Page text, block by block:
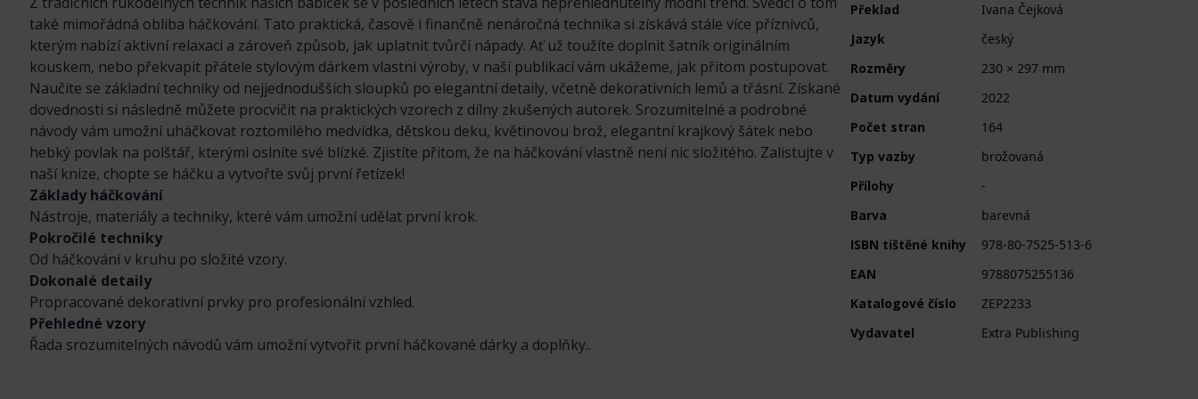
také mimořádná obliba háčkování. Tato praktická, časově i finančně nenáročná technika si získává stále více příznivců,
kterým nabízí aktivní relaxaci a zároveň způsob, jak uplatnit tvůrčí nápady. Ať už toužíte doplnit šatník originálním
kouskem, nebo překvapit přátele stylovým dárkem vlastní výroby, v naší publikací vám ukážeme, jak přitom postupovat.
Naučíte se základní techniky od nejjednodušších sloupků po elegantní detaily, včetně dekorativních lemů a třásní. Získané
dovednosti si následně můžete procvičit na praktických vzorech z dílny zkušených autorek. Srozumitelné a podrobné
návody vám umožní uháčkovat roztomilého medvídka, dětskou deku, květinovou brož, elegantní krajkový šátek nebo
hebký povlak na polštář, kterými oslníte své blízké. Zjistíte přitom, že na háčkování vlastně není nic složitého. Zalistujte v
naší knize, chopte se háčku a vytvořte svůj první řetízek!
Základy háčkování
Nástroje, materiály a techniky, které vám umožní udělat první krok.
Pokročilé techniky
Od háčkování v kruhu po složité vzory.
Dokonalé detaily
Propracované dekorativní prvky pro profesionální vzhled.
Přehledné vzory
Řada srozumitelných návodů vám umožní vytvořit první háčkované dárky a doplňky..
Překlad
Ivana Čejková
Jazyk
český
Rozměry
230 × 297 mm
Datum vydání
2022
Počet stran
164
Typ vazby
brožovaná
Přílohy
-
Barva
barevná
ISBN tištěné knihy
978-80-7525-513-6
EAN
9788075255136
Katalogové číslo
ZEP2233
Vydavatel
Extra Publishing